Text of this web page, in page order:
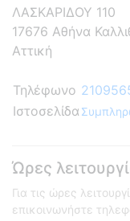
ΛΑΣΚΑΡΙΔΟΥ 110
17676 Αθήνα
Αττική
Τηλέφωνο
Ιστοσελίδα
Ώρες
Για τις ώρες
επικοινωνήστε